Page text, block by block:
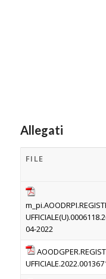
Allegati
FILE
04-2022